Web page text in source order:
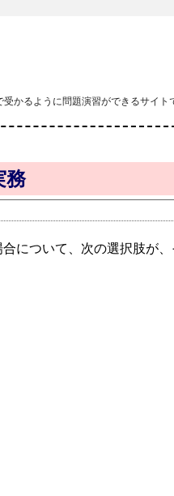
かるように問題演習ができるサイト
務
について、次の選択肢が